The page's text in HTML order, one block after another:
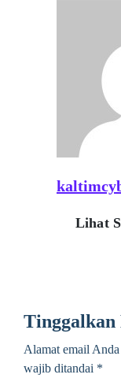
Lihat
Tinggalkan
Alamat email
wajib ditandai *